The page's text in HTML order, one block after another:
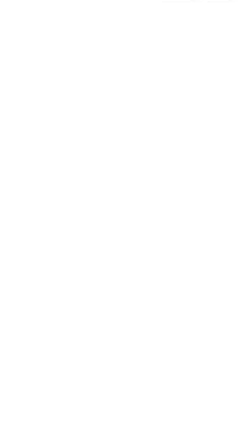
na tej stronie został
śledzących.
funkcji strony
szczegółowo